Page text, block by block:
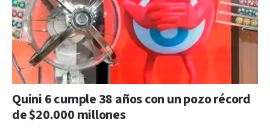
Quini 6 cumple 38 años con un pozo récord
de $20.000 millones